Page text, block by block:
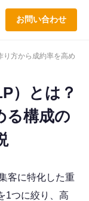
お問い合わせ
り方から成約率を高め
）とは？
る構成の
客に特化した重
1つに絞り、高